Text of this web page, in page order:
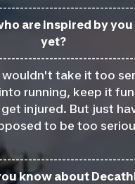
are inspired by
yet?
take it too
running, keep it
injured. But just
to be too
know about